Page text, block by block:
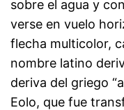
sobre el agua y
verse en vuelo
flecha multicolor,
nombre latino
deriva del griego
Eolo, que fue